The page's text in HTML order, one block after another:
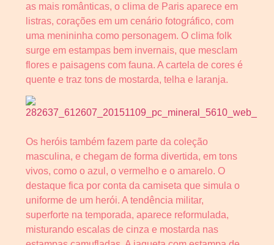
as mais românticas, o clima de Paris aparece em
listras, corações em um cenário fotográfico, com
uma menininha como personagem. O clima folk
surge em estampas bem invernais, que mesclam
flores e paisagens com fauna. A cartela de cores é
quente e traz tons de mostarda, telha e laranja.
Os heróis também fazem parte da coleção
masculina, e chegam de forma divertida, em tons
vivos, como o azul, o vermelho e o amarelo. O
destaque fica por conta da camiseta que simula o
uniforme de um herói. A tendência militar,
superforte na temporada, aparece reformulada,
misturando escalas de cinza e mostarda nas